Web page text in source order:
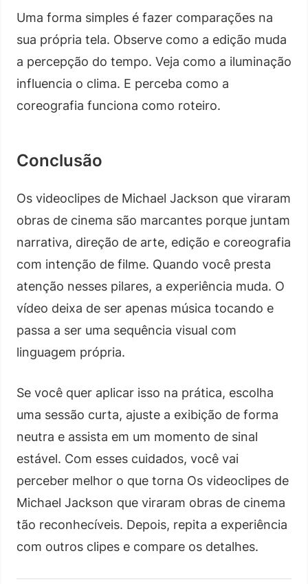
Uma forma simples é fazer comparações na
sua própria tela. Observe como a edição muda
a percepção do tempo. Veja como a iluminação
influencia o clima. E perceba como a
coreografia funciona como roteiro.
Conclusão
Os videoclipes de Michael Jackson que viraram
obras de cinema são marcantes porque juntam
narrativa, direção de arte, edição e coreografia
com intenção de filme. Quando você presta
atenção nesses pilares, a experiência muda. O
vídeo deixa de ser apenas música tocando e
passa a ser uma sequência visual com
linguagem própria.
Se você quer aplicar isso na prática, escolha
uma sessão curta, ajuste a exibição de forma
neutra e assista em um momento de sinal
estável. Com esses cuidados, você vai
perceber melhor o que torna Os videoclipes de
Michael Jackson que viraram obras de cinema
tão reconhecíveis. Depois, repita a experiência
com outros clipes e compare os detalhes.